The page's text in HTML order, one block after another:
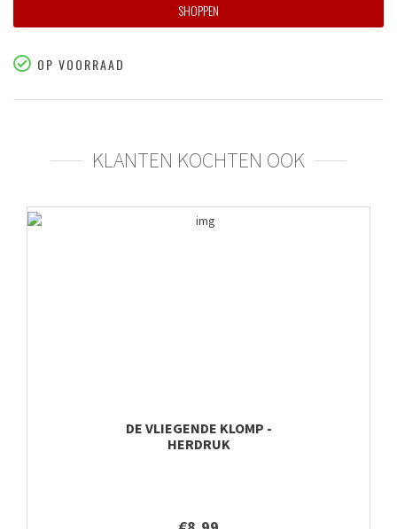
SHOPPEN
OP VOORRAAD
KLANTEN KOCHTEN OOK
DE VLIEGENDE KLOMP -
HERDRUK